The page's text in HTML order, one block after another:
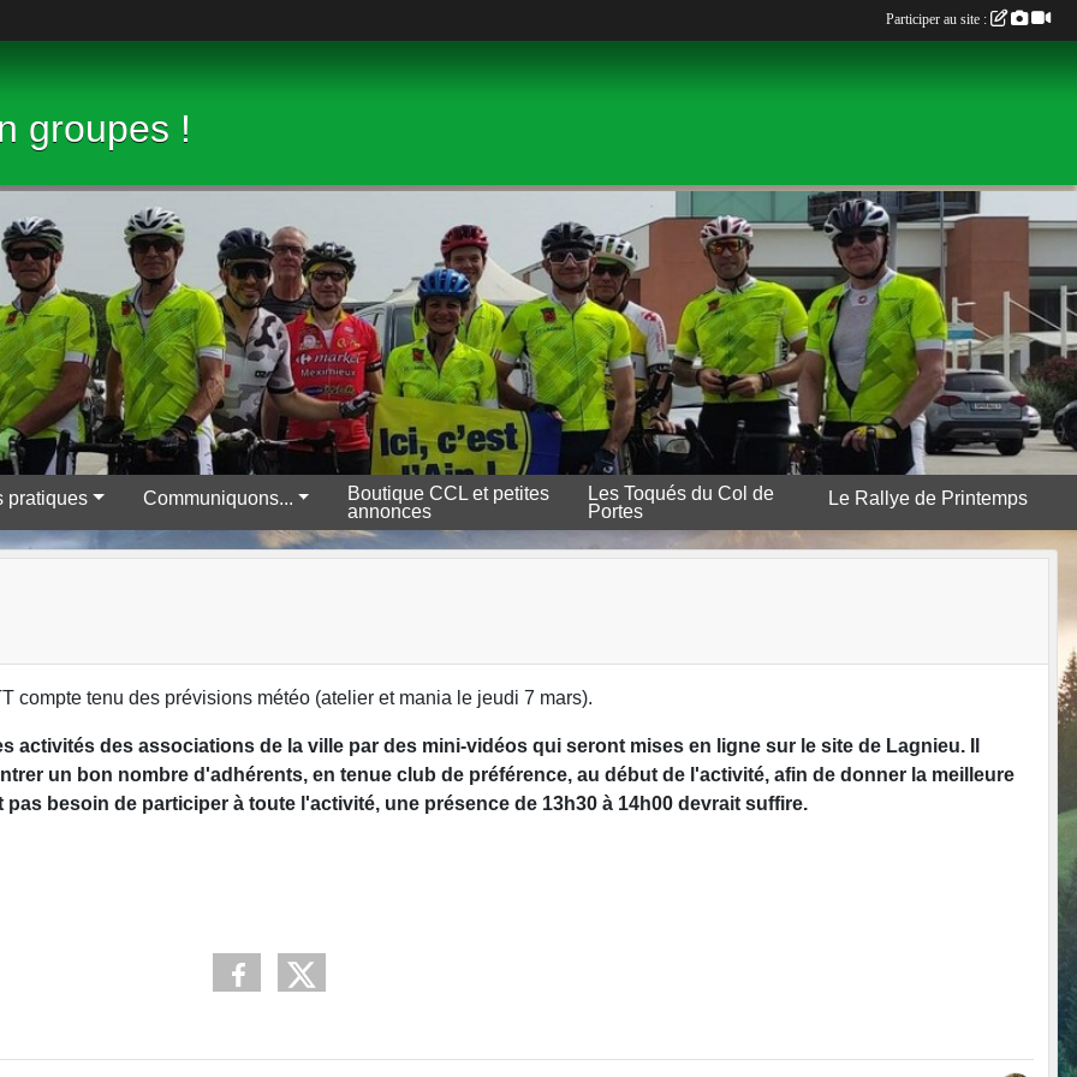
groupes !
pratiques Communiquons...
Boutique CCL et petites
annonces
Les Toqués du Col de
Portes
Le Rallye de Printemps
compte tenu des prévisions météo (atelier et mania le jeudi 7 mars).
activités des associations de la ville par des mini-vidéos qui seront mises en ligne sur le site de Lagnieu. Il
un bon nombre d'adhérents, en tenue club de préférence, au début de l'activité, afin de donner la meilleure
besoin de participer à toute l'activité, une présence de 13h30 à 14h00 devrait suffire.
Participer au site :